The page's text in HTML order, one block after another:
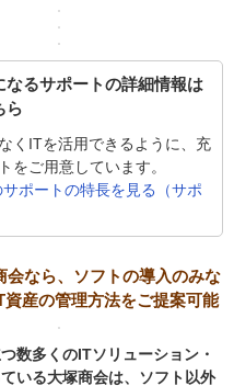
なるサポートの詳細情報は
ら
くITを活用できるように、充
をご用意しています。
ポートの特長を見る（サポ
会なら、ソフトの導入のみな
資産の管理方法をご提案可能
数多くのITソリューション・
いる大塚商会は、ソフト以外